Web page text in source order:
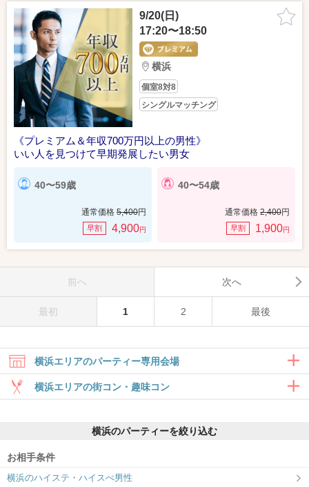
9/20(日)
17:20〜18:50
横浜
個室8対8
シングルマッチング
《プレミアム＆年収700万円以上の男性》
いい人を見つけて早期発展したい男女
40〜59歳
通常価格 5,400円
早割 4,900円
40〜54歳
通常価格 2,400円
早割 1,900円
前へ 次へ
最初 1 2 最後
横浜エリアのパーティー専用会場
ドキドキする”しかけ”をたっぷりご用
横浜エリアの街コン・趣味コン
6対6～｜食事・ドリンク付きグループト
横浜のパーティーを絞り込む
お相手条件
横浜のハイステ・ハイスぺ男性